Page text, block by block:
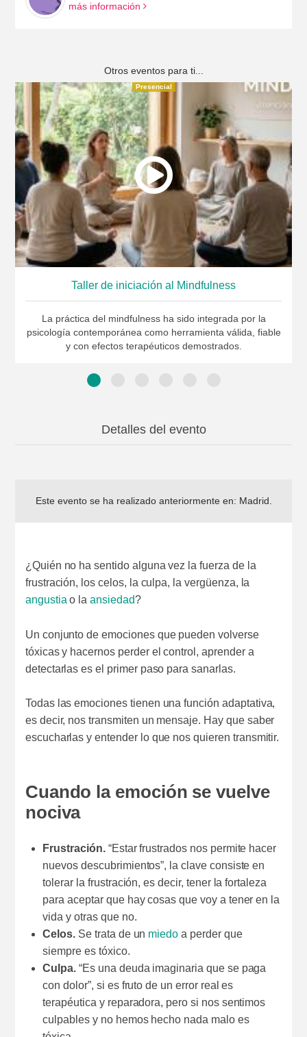
más información
Otros eventos para ti...
Taller de iniciación al Mindfulness
La práctica del mindfulness ha sido integrada por la
psicología contemporánea como herramienta válida, fiable
y con efectos terapéuticos demostrados.
Presencial
Detalles del evento
Este evento se ha realizado anteriormente en: Madrid
¿Quién no ha sentido alguna vez la fuerza de la
frustración, los celos, la culpa, la vergüenza, la
angustia o laansiedad?
Un conjunto de emociones que pueden volverse
tóxicas y hacernos perder el control, aprender a
detectarlas es el primer paso para sanarlas.
Todas las emociones tienen una función adaptativa,
es decir, nos transmiten un mensaje. Hay que saber
escucharlas y entender lo que nos quieren transmitir.
Cuando la emoción se vuelve
nociva
Frustración.“Estar frustrados nos permite hacer
nuevos descubrimientos”, la clave consiste en
tolerar la frustración, es decir, tener la fortaleza
para aceptar que hay cosas que voy a tener en la
vida y otras que no.
Celos. Se trata de un miedo a perder que
siempre es tóxico.
Culpa. “Es una deuda imaginaria que se paga
con dolor”, si es fruto de un error real es
terapéutica y reparadora, pero si nos sentimos
culpables y no hemos hecho nada malo es